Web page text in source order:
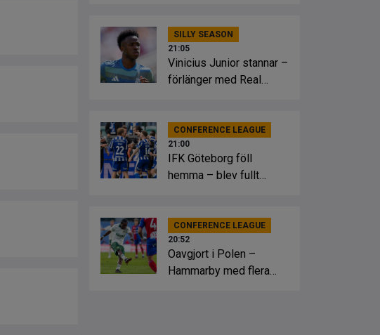
SILLY SEASON
21:05
Vinicius Junior stannar –
förlänger med Real
CONFERENCE LEAGUE
21:00
IFK Göteborg föll
hemma – blev fullt
CONFERENCE LEAGUE
20:52
Oavgjort i Polen –
Hammarby med flera